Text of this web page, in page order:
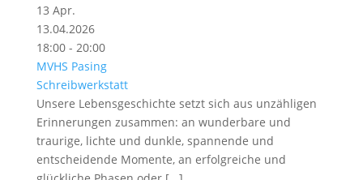
13 Apr.
13.04.2026
18:00 - 20:00
MVHS Pasing
Schreibwerkstatt
Unsere Lebensgeschichte setzt sich aus unzähligen
Erinnerungen zusammen: an wunderbare und
traurige, lichte und dunkle, spannende und
entscheidende Momente, an erfolgreiche und